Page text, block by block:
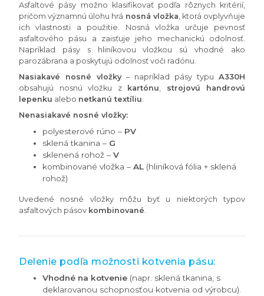
Asfaltové pásy možno klasifikovať podľa rôznych kritérií,
pričom významnú úlohu hrá nosná vložka, ktorá ovplyvňuje
ich vlastnosti a použitie. Nosná vložka určuje pevnosť
asfaltového pásu a zaisťuje jeho mechanickú odolnosť.
Napríklad pásy s hliníkovou vložkou sú vhodné ako
parozábrana a poskytujú odolnosť voči radónu.
Nasiakavé nosné vložky– napríklad pásy typu A330H
obsahujú nosnú vložku z
kartónu, strojovú handrovú
lepenku alebo netkanú textíliu.
Nenasiakavé nosné vložky:
polyesterové rúno – PV
sklená tkanina – G
sklenená rohož – V
kombinované vložka – AL (hliníková fólia + sklená
rohož)
Uvedené nosné vložky môžu byť u niektorých typov
asfaltových pásov kombinované.
Delenie podľa možnosti kotvenia pásu:
Vhodné na kotvenie (napr. sklená tkanina, s
deklarovanou schopnosťou kotvenia od výrobcu).